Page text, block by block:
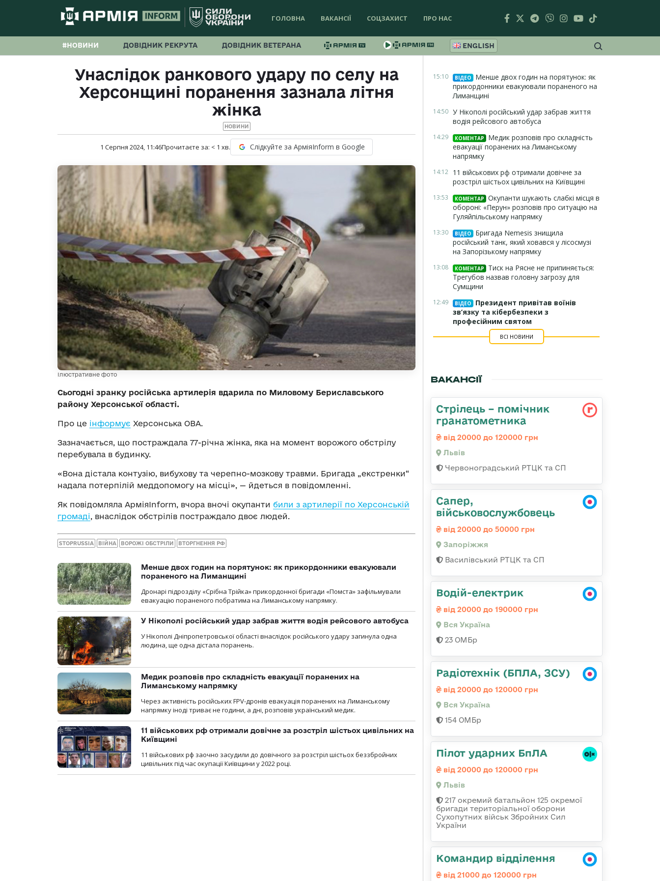
ГОЛОВНА ВАКАНСІЇ СОЦЗАХИСТ ПРО НАС
#НОВИНИ ДОВІДНИК РЕКРУТА ДОВІДНИК ВЕТЕРАНА ENGLISH
Унаслідок ранкового удару по селу на
Херсонщині поранення зазнала літня
жінка
НОВИНИ
1 Серпня 2024, 11:46Прочитаєте за: < 1 хв. Слідкуйте за АрміяInform в Google
Ілюстративне фото
Сьогодні зранку російська артилерія вдарила по Миловому Бериславського
району Херсонської області.
Про це інформує Херсонська ОВА.
Зазначається, що постраждала 77-річна жінка, яка на момент ворожого обстрілу
перебувала в будинку.
«Вона дістала контузію, вибухову та черепно-мозкову травми. Бригада „екстренки“
надала потерпілій меддопомогу на місці», — йдеться в повідомленні.
Як повідомляла АрміяInform, вчора вночі окупанти били з артилерії по Херсонській
громаді, внаслідок обстрілів постраждало двоє людей.
STOPRUSSIA ВІЙНА ВОРОЖІ ОБСТРІЛИ ВТОРГНЕННЯ РФ
Менше двох годин на порятунок: як прикордонники евакуювали
пораненого на Лиманщині
Дронарі підрозділу «Срібна Трійка» прикордонної бригади «Помста» зафільмували
евакуацію пораненого побратима на Лиманському напрямку.
У Нікополі російський удар забрав життя водія рейсового автобуса
У Нікополі Дніпропетровської області внаслідок російського удару загинула одна
людина, ще одна дістала поранень.
Медик розповів про складність евакуації поранених на
Лиманському напрямку
Через активність російських FPV-дронів евакуація поранених на Лиманському
напрямку іноді триває не години, а дні, розповів український медик.
11 військових рф отримали довічне за розстріл шістьох цивільних на
Київщині
11 військових рф заочно засудили до довічного за розстріл шістьох беззбройних
цивільних під час окупації Київщини у 2022 році.
15:10 ВІДЕО
Менше двох годин на порятунок: як
прикордонники евакуювали пораненого на
Лиманщині
14:50 У Нікополі російський удар забрав життя
водія рейсового автобуса
14:29 КОМЕНТАР
Медик розповів про складність
евакуації поранених на Лиманському
напрямку
14:12 11 військових рф отримали довічне за
розстріл шістьох цивільних на Київщині
13:53 КОМЕНТАР
Окупанти шукають слабкі місця в
обороні: «Перун» розповів про ситуацію на
Гуляйпільському напрямку
13:30 ВІДЕО
Бригада Nemesis знищила
російський танк, який ховався у лісосмузі
на Запорізькому напрямку
13:08 КОМЕНТАР
Тиск на Рясне не припиняється:
Трегубов назвав головну загрозу для
Сумщини
12:49 ВІДЕО
Президент привітав воїнів
зв’язку та кібербезпеки з
професійним святом
ВСІ НОВИНИ
ВАКАНСІЇ
Стрілець – помічник
гранатометника
від 20000 до 120000 грн
Львів
Червоноградський РТЦК та СП
Сапер,
військовослужбовець
від 20000 до 50000 грн
Запоріжжя
Василівський РТЦК та СП
Водій-електрик
від 20000 до 190000 грн
Вся Україна
23 ОМБр
Радіотехнік (БПЛА, ЗСУ)
від 20000 до 120000 грн
Вся Україна
154 ОМБр
Пілот ударних БпЛА
від 20000 до 120000 грн
Львів
217 окремий батальйон 125 окремої
бригади територіальної оборони
Сухопутних військ Збройних Сил
України
Командир відділення
від 21000 до 120000 грн